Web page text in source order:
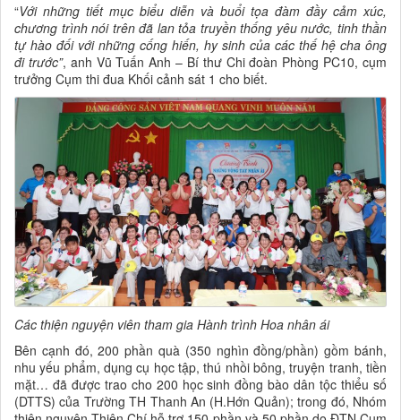
“Với những tiết mục biểu diễn và buổi tọa đàm đầy cảm xúc,
chương trình nói trên đã lan tỏa truyền thống yêu nước, tinh thần
tự hào đối với những cống hiến, hy sinh của các thế hệ cha ông
đi trước”, anh Vũ Tuấn Anh – Bí thư Chi đoàn Phòng PC10, cụm
trưởng Cụm thi đua Khối cảnh sát 1 cho biết.
Các thiện nguyện viên tham gia Hành trình Hoa nhân ái
Bên cạnh đó, 200 phần quà (350 nghìn đồng/phần) gồm bánh,
nhu yếu phẩm, dụng cụ học tập, thú nhồi bông, truyện tranh, tiền
mặt… đã được trao cho 200 học sinh đồng bào dân tộc thiểu số
(DTTS) của Trường TH Thanh An (H.Hớn Quản); trong đó, Nhóm